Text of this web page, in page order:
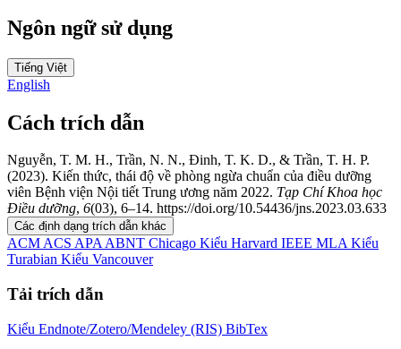
Ngôn ngữ sử dụng
Tiếng Việt
English
Cách trích dẫn
Nguyễn, T. M. H., Trần, N. N., Đinh, T. K. D., & Trần, T. H. P.
(2023). Kiến thức, thái độ về phòng ngừa chuẩn của điều dưỡng
viên Bệnh viện Nội tiết Trung ương năm 2022. Tạp Chí Khoa học
Điều dưỡng, 6(03), 6–14. https://doi.org/10.54436/jns.2023.03.633
Các định dạng trích dẫn khác
ACMACS APAABNT Chicago Kiểu Harvard IEEE MLAKiểu
Turabian Kiểu Vancouver
Tải trích dẫn
Kiểu Endnote/Zotero/Mendeley (RIS) BibTex